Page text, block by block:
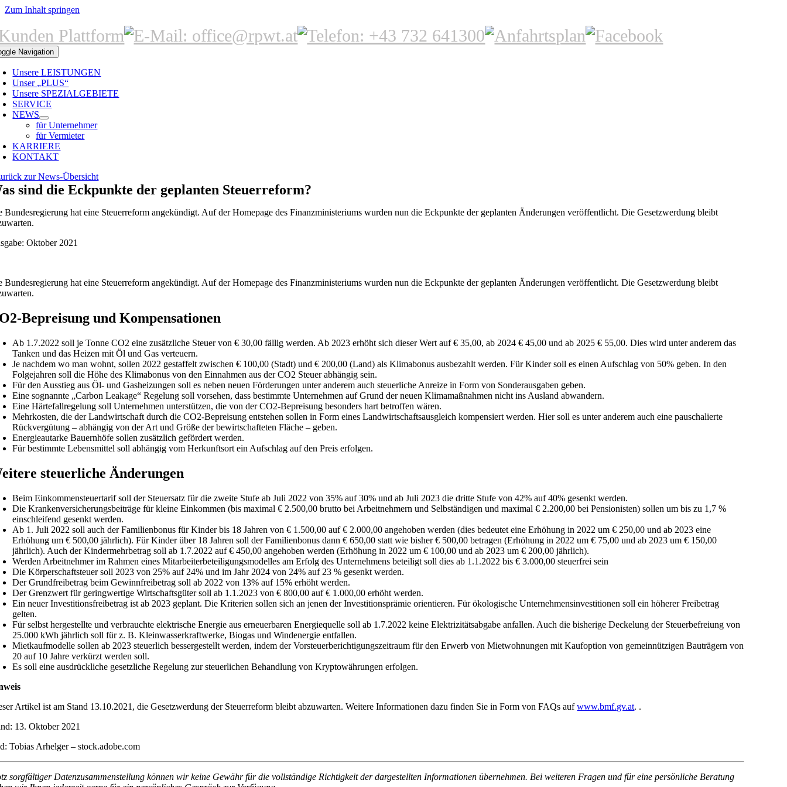
Zum Inhalt springen
Navigation
Unsere LEISTUNGEN
Unser „PLUS“
Unsere SPEZIALGEBIETE
SERVICE
NEWS
für Unternehmer
für Vermieter
KARRIERE
KONTAKT
zur News-Übersicht
sind die Eckpunkte der geplanten Steuerreform?
Bundesregierung hat eine Steuerreform angekündigt. Auf der Homepage des Finanzministeriums wurden nun die Eckpunkte der geplanten Änderungen veröffentlicht. Die Gesetzwerdung bleibt
Oktober 2021
Bundesregierung hat eine Steuerreform angekündigt. Auf der Homepage des Finanzministeriums wurden nun die Eckpunkte der geplanten Änderungen veröffentlicht. Die Gesetzwerdung bleibt
Bepreisung und Kompensationen
Ab 1.7.2022 soll je Tonne CO2 eine zusätzliche Steuer von € 30,00 fällig werden. Ab 2023 erhöht sich dieser Wert auf € 35,00, ab 2024 € 45,00 und ab 2025 € 55,00. Dies wird unter anderem das
Tanken und das Heizen mit Öl und Gas verteuern.
Je nachdem wo man wohnt, sollen 2022 gestaffelt zwischen € 100,00 (Stadt) und € 200,00 (Land) als Klimabonus ausbezahlt werden. Für Kinder soll es einen Aufschlag von 50% geben. In den
Folgejahren soll die Höhe des Klimabonus von den Einnahmen aus der CO2 Steuer abhängig sein.
Für den Ausstieg aus Öl- und Gasheizungen soll es neben neuen Förderungen unter anderem auch steuerliche Anreize in Form von Sonderausgaben geben.
Eine sognannte „Carbon Leakage“ Regelung soll vorsehen, dass bestimmte Unternehmen auf Grund der neuen Klimamaßnahmen nicht ins Ausland abwandern.
Eine Härtefallregelung soll Unternehmen unterstützen, die von der CO2-Bepreisung besonders hart betroffen wären.
Mehrkosten, die der Landwirtschaft durch die CO2-Bepreisung entstehen sollen in Form eines Landwirtschaftsausgleich kompensiert werden. Hier soll es unter anderem auch eine pauschalierte
Rückvergütung – abhängig von der Art und Größe der bewirtschafteten Fläche – geben.
Energieautarke Bauernhöfe sollen zusätzlich gefördert werden.
Für bestimmte Lebensmittel soll abhängig vom Herkunftsort ein Aufschlag auf den Preis erfolgen.
steuerliche Änderungen
Beim Einkommensteuertarif soll der Steuersatz für die zweite Stufe ab Juli 2022 von 35% auf 30% und ab Juli 2023 die dritte Stufe von 42% auf 40% gesenkt werden.
Die Krankenversicherungsbeiträge für kleine Einkommen (bis maximal € 2.500,00 brutto bei Arbeitnehmern und Selbständigen und maximal € 2.200,00 bei Pensionisten) sollen um bis zu 1,7 %
einschleifend gesenkt werden.
Ab 1. Juli 2022 soll auch der Familienbonus für Kinder bis 18 Jahren von € 1.500,00 auf € 2.000,00 angehoben werden (dies bedeutet eine Erhöhung in 2022 um € 250,00 und ab 2023 eine
Erhöhung um € 500,00 jährlich). Für Kinder über 18 Jahren soll der Familienbonus dann € 650,00 statt wie bisher € 500,00 betragen (Erhöhung in 2022 um € 75,00 und ab 2023 um € 150,00
jährlich). Auch der Kindermehrbetrag soll ab 1.7.2022 auf € 450,00 angehoben werden (Erhöhung in 2022 um € 100,00 und ab 2023 um € 200,00 jährlich).
Werden Arbeitnehmer im Rahmen eines Mitarbeiterbeteiligungsmodelles am Erfolg des Unternehmens beteiligt soll dies ab 1.1.2022 bis € 3.000,00 steuerfrei sein
Die Körperschaftsteuer soll 2023 von 25% auf 24% und im Jahr 2024 von 24% auf 23 % gesenkt werden.
Der Grundfreibetrag beim Gewinnfreibetrag soll ab 2022 von 13% auf 15% erhöht werden.
Der Grenzwert für geringwertige Wirtschaftsgüter soll ab 1.1.2023 von € 800,00 auf € 1.000,00 erhöht werden.
Ein neuer Investitionsfreibetrag ist ab 2023 geplant. Die Kriterien sollen sich an jenen der Investitionsprämie orientieren. Für ökologische Unternehmensinvestitionen soll ein höherer Freibetrag
gelten.
Für selbst hergestellte und verbrauchte elektrische Energie aus erneuerbaren Energiequelle soll ab 1.7.2022 keine Elektrizitätsabgabe anfallen. Auch die bisherige Deckelung der Steuerbefreiung von
25.000 kWh jährlich soll für z. B. Kleinwasserkraftwerke, Biogas und Windenergie entfallen.
Mietkaufmodelle sollen ab 2023 steuerlich bessergestellt werden, indem der Vorsteuerberichtigungszeitraum für den Erwerb von Mietwohnungen mit Kaufoption von gemeinnützigen Bauträgern von
20 auf 10 Jahre verkürzt werden soll.
Es soll eine ausdrückliche gesetzliche Regelung zur steuerlichen Behandlung von Kryptowährungen erfolgen.
Artikel ist am Stand 13.10.2021, die Gesetzwerdung der Steuerreform bleibt abzuwarten. Weitere Informationen dazu finden Sie in Form von FAQs aufwww.bmf.gv.at. .
13. Oktober 2021
Tobias Arhelger – stock.adobe.com
sorgfältiger Datenzusammenstellung können wir keine Gewähr für die vollständige Richtigkeit der dargestellten Informationen übernehmen. Bei weiteren Fragen und für eine persönliche Beratung